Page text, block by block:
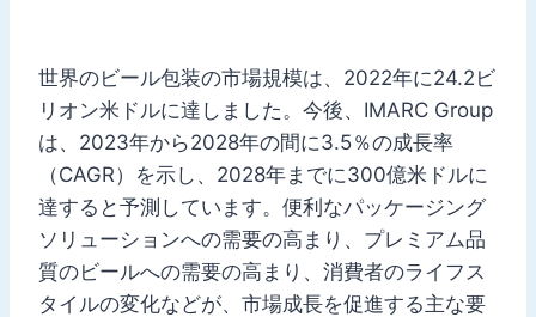
世界のビール包装の市場規模は、2022年に24.2ビ
リオン米ドルに達しました。今後、IMARC Group
は、2023年から2028年の間に3.5％の成長率
（CAGR）を示し、2028年までに300億米ドルに
達すると予測しています。便利なパッケージング
ソリューションへの需要の高まり、プレミアム品
質のビールへの需要の高まり、消費者のライフス
タイルの変化などが、市場成長を促進する主な要